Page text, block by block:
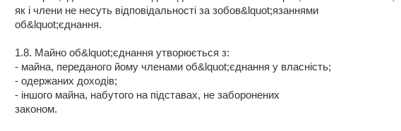
як і члени не несуть відповідальності за зобов&lquot;язаннями
об&lquot;єднання.
1.8. Майно об&lquot;єднання утворюється з:
- майна, переданого йому членами об&lquot;єднання у власність;
- одержаних доходів;
- іншого майна, набутого на підставах, не заборонених
законом.